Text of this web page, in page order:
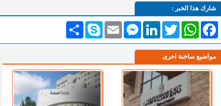
شارك هذا الخبر :
انشر Skype Email
MessengerLinkedInTwitterWhatsAppFacebook
مواضيع ساخنة اخرى